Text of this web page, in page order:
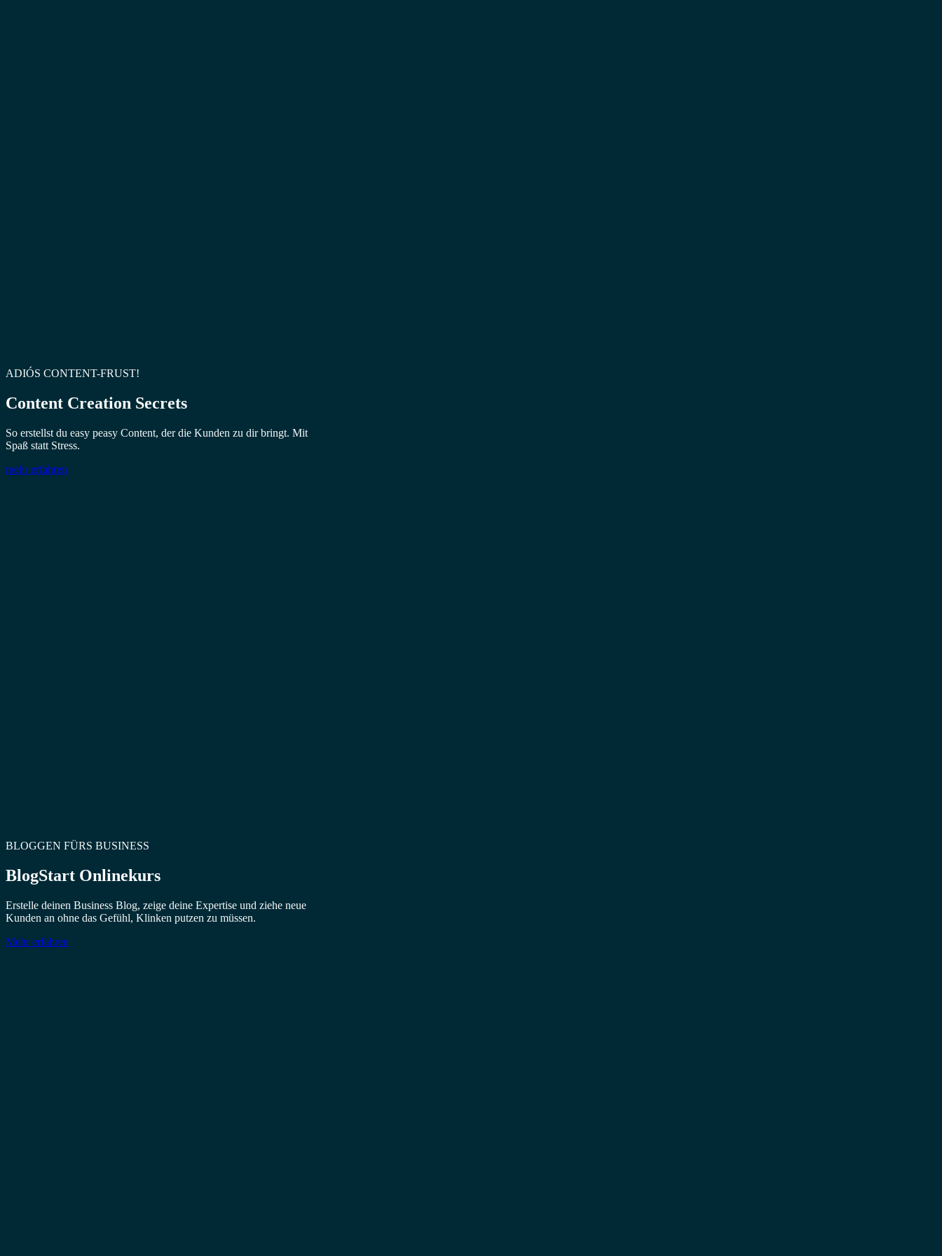
ADIÓS CONTENT-FRUST!
Content Creation Secrets
So erstellst du easy peasy Content, der die Kunden zu dir bringt. Mit
Spaß statt Stress.
mehr erfahren
BLOGGEN FÜRS BUSINESS
BlogStart Onlinekurs
Erstelle deinen Business Blog, zeige deine Expertise und ziehe neue
Kunden an ohne das Gefühl, Klinken putzen zu müssen.
Mehr erfahren